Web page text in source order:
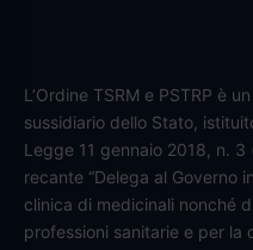
L’Ordine TSRM e PSTRP è
sussidiario dello Stato,
Legge 11 gennaio 2018, n. 3
recante “Delega al Governo
clinica di medicinali nonché
professioni sanitarie e per la